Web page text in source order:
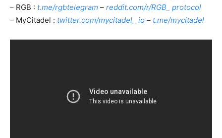
– RGB : t.me/rgbtelegram – reddit.com/r/RGB_ protocol
– MyCitadel : twitter.com/mycitadel_ io – t.me/mycitadel